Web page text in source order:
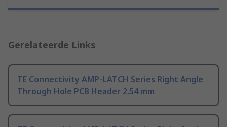
Gerelateerde Links
TE Connectivity AMP-LATCH Series Right Angle
Through Hole PCB Header 2.54 mm